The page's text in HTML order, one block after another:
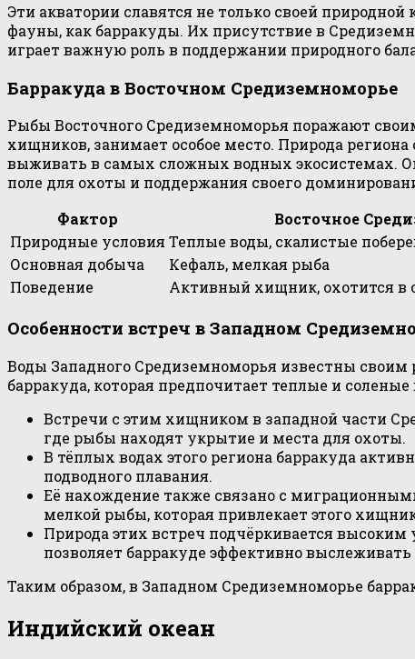
Эти акватории славятся не только своей
фауны, как барракуды. Их присутствие в
играет важную роль в поддержании природного
Барракуда в Восточном Средиземноморье
Рыбы Восточного Средиземноморья поражают
хищников, занимает особое место. Природа
выживать в самых сложных водных экосистемах.
поле для охоты и поддержания своего
Фактор
Восточное
Природные условия Теплые воды, скалистые
Основная добыча
Кефаль, мелкая рыба
Поведение
Активный хищник, охотится в
Особенности встреч в Западном
Воды Западного Средиземноморья известны
барракуда, которая предпочитает теплые и соленые
Встречи с этим хищником в западной части
где рыбы находят укрытие и места для охоты.
В тёплых водах этого региона барракуда
подводного плавания.
Её нахождение также связано с
мелкой рыбы, которая привлекает этого
Природа этих встреч подчёркивается
позволяет барракуде эффективно
Таким образом, в Западном Средиземноморье
Индийский океан